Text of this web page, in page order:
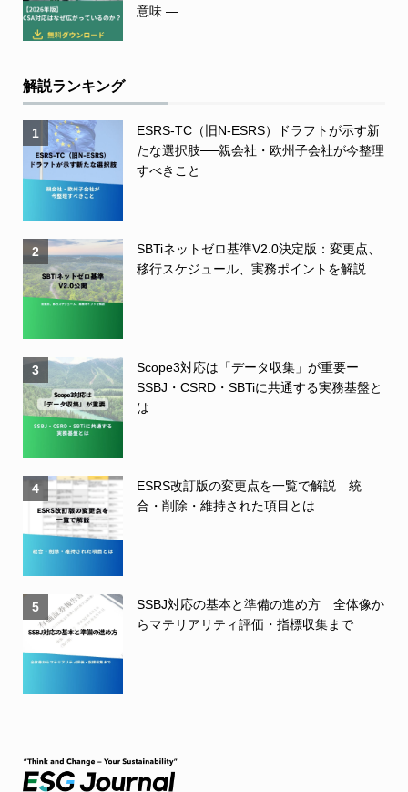
意味 ―
解説ランキング
1
ESRS-TC（旧N-ESRS）ドラフトが示す新
たな選択肢──親会社・欧州子会社が今整理
すべきこと
2
SBTiネットゼロ基準V2.0決定版：変更点、
移行スケジュール、実務ポイントを解説
3
Scope3対応は「データ収集」が重要ー
SSBJ・CSRD・SBTiに共通する実務基盤と
は
4
ESRS改訂版の変更点を一覧で解説 統
合・削除・維持された項目とは
5
SSBJ対応の基本と準備の進め方 全体像か
らマテリアリティ評価・指標収集まで